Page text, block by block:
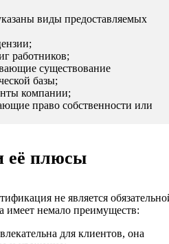
виды предоставляемых
работников;
существование
базы;
компании;
право собственности или
её плюсы
не является
имеет немало преимуществ:
для клиентов, она